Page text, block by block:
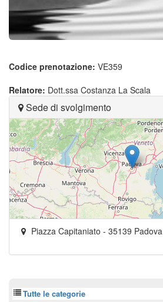
Codice prenotazione: VE359
Relatore: Dott.ssa Costanza La Scala
Sede di svolgimento
Piazza Capitaniato - 35139 Padova
Tutte le categorie